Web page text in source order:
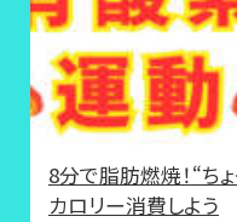
8分で脂肪燃焼！“ち
カロリー消費しよう